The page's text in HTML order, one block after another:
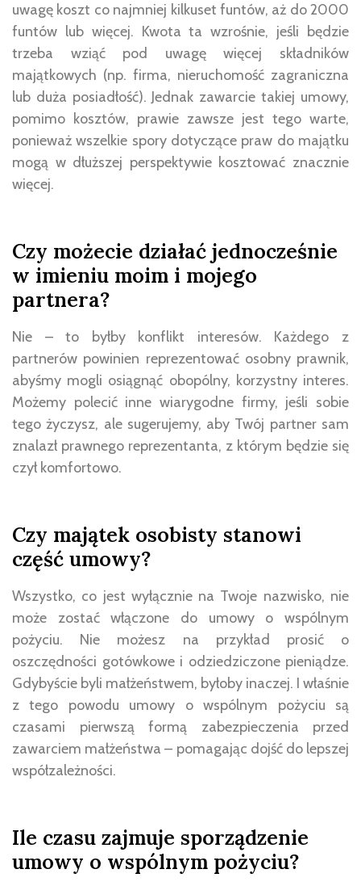
uwagę koszt co najmniej kilkuset funtów, aż do 2000
funtów lub więcej. Kwota ta wzrośnie, jeśli będzie
trzeba wziąć pod uwagę więcej składników
majątkowych (np. firma, nieruchomość zagraniczna
lub duża posiadłość). Jednak zawarcie takiej umowy,
pomimo kosztów, prawie zawsze jest tego warte,
ponieważ wszelkie spory dotyczące praw do majątku
mogą w dłuższej perspektywie kosztować znacznie
więcej.
Czy możecie działać jednocześnie
w imieniu moim i mojego
partnera?
Nie – to byłby konflikt interesów. Każdego z
partnerów powinien reprezentować osobny prawnik,
abyśmy mogli osiągnąć obopólny, korzystny interes.
Możemy polecić inne wiarygodne firmy, jeśli sobie
tego życzysz, ale sugerujemy, aby Twój partner sam
znalazł prawnego reprezentanta, z którym będzie się
czył komfortowo.
Czy majątek osobisty stanowi
część umowy?
Wszystko, co jest wyłącznie na Twoje nazwisko, nie
może zostać włączone do umowy o wspólnym
pożyciu. Nie możesz na przykład prosić o
oszczędności gotówkowe i odziedziczone pieniądze.
Gdybyście byli małżeństwem, byłoby inaczej. I właśnie
z tego powodu umowy o wspólnym pożyciu są
czasami pierwszą formą zabezpieczenia przed
zawarciem małżeństwa – pomagając dojść do lepszej
współzależności.
Ile czasu zajmuje sporządzenie
umowy o wspólnym pożyciu?